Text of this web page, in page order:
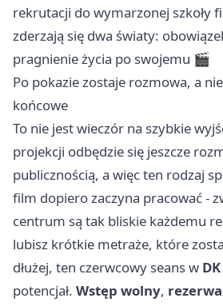
rekrutacji do wymarzonej szkoły
zderzają się dwa światy:
pragnienie życia po swojemu 🎬
Po pokazie zostaje rozmowa, a
końcowe
To nie jest wieczór na szybkie
projekcji odbędzie się jeszcze
publicznością, a więc ten rodzaj
film dopiero zaczyna pracować -
centrum są tak bliskie każdemu
lubisz krótkie metraże, które
dłużej, ten czerwcowy seans w
potencjał. Wstęp wolny,